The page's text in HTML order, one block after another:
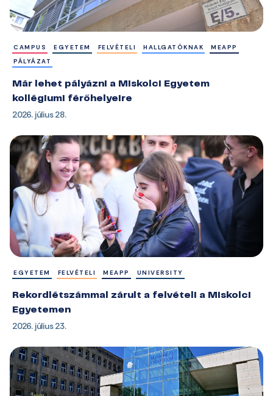
CAMPUS EGYETEM FELVÉTELI HALLGATÓKNAK
MEAPP
PÁLYÁZAT
Már lehet pályázni a Miskolci Egyetem
kollégiumi férőhelyeire
2026. július 28.
EGYETEM FELVÉTELI MEAPP UNIVERSITY
Rekordlétszámmal zárult a felvételi a Miskolci
Egyetemen
2026. július 23.